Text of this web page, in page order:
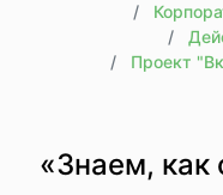
Проект
«Знаем, как